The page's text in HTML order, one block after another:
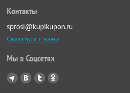
Контакты
sprosi@kupikupon.ru
Связаться с нами
Мы в Соцсетях